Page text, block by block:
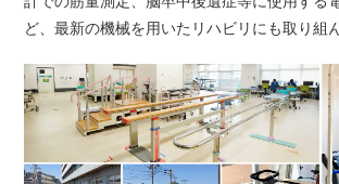
ど、最新の機械を用いたリハビリにも取り組